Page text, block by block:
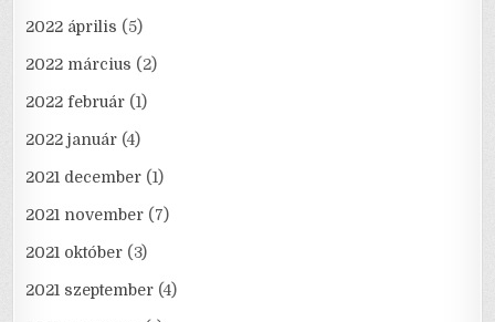
2022 április (5)
2022 március (2)
2022 február (1)
2022 január (4)
2021 december (1)
2021 november (7)
2021 október (3)
2021 szeptember (4)